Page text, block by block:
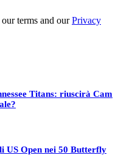
terms and ourPrivacy
Titans: riuscirà Cam
US Open nei 50 Butterfly